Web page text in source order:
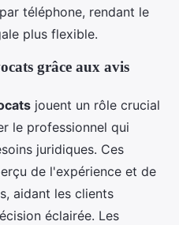
téléphone, rendant le
plus flexible.
grâce aux avis
jouent un rôle crucial
le professionnel qui
juridiques. Ces
de l'expérience et de
aidant les clients
éclairée. Les